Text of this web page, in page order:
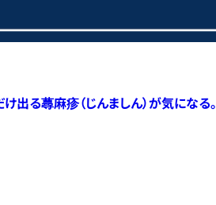
出る蕁麻疹（じんましん）が気になる